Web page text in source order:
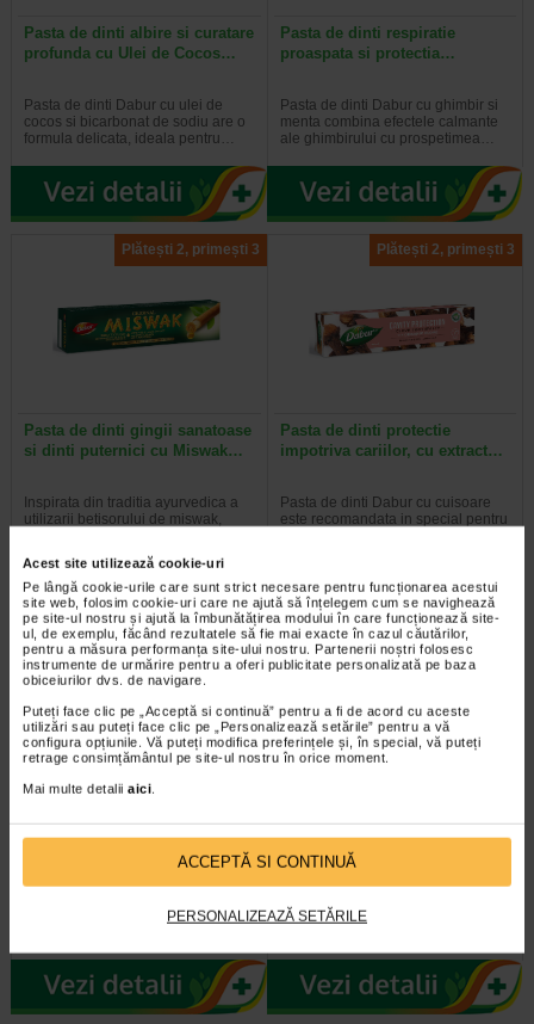
Acest site utilizează cookie-uri
Pe lângă cookie-urile care sunt strict necesare pentru funcționarea acestui
site web, folosim cookie-uri care ne ajută să înțelegem cum se navighează
pe site-ul nostru și ajută la îmbunătățirea modului în care funcționează site-
ul, de exemplu, făcând rezultatele să fie mai exacte în cazul căutărilor,
pentru a măsura performanța site-ului nostru. Partenerii noștri folosesc
instrumente de urmărire pentru a oferi publicitate personalizată pe baza
obiceiurilor dvs. de navigare.
Puteți face clic pe „Acceptă si continuă” pentru a fi de acord cu aceste
utilizări sau puteți face clic pe „Personalizează setările” pentru a vă
configura opțiunile. Vă puteți modifica preferințele și, în special, vă puteți
retrage consimțământul pe site-ul nostru în orice moment.
Mai multe detalii aici.
ACCEPTĂ SI CONTINUĂ
PERSONALIZEAZĂ SETĂRILE
Pasta de dinti albire si curatare
profunda cu Ulei de Cocos…
Pasta de dinti Dabur cu ulei de
cocos si bicarbonat de sodiu are o
formula delicata, ideala pentru…
Pasta de dinti respiratie
proaspata si protectia…
Pasta de dinti Dabur cu ghimbir si
menta combina efectele calmante
ale ghimbirului cu prospetimea…
Plătești 2, primești 3
Pasta de dinti gingii sanatoase
si dinti puternici cu Miswak…
Inspirata din traditia ayurvedica a
utilizarii betisorului de miswak,
Plătești 2, primești 3
Pasta de dinti protectie
impotriva cariilor, cu extract…
Pasta de dinti Dabur cu cuisoare
este recomandata in special pentru
Plătești 2, primești 3
Pasta de dinti albire cu
Carbune Activ, fara fluor, 100…
activ, piper negru si ghimbir ofera o
Plătești 2, primești 3
Pasta de dinti cu efect
antibacterian cu Neem, fara…
inspirata din traditia ayurvedica si